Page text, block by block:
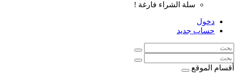
سلة الشراء فارغة !
دخول
حساب جديد
أقسام الموقع